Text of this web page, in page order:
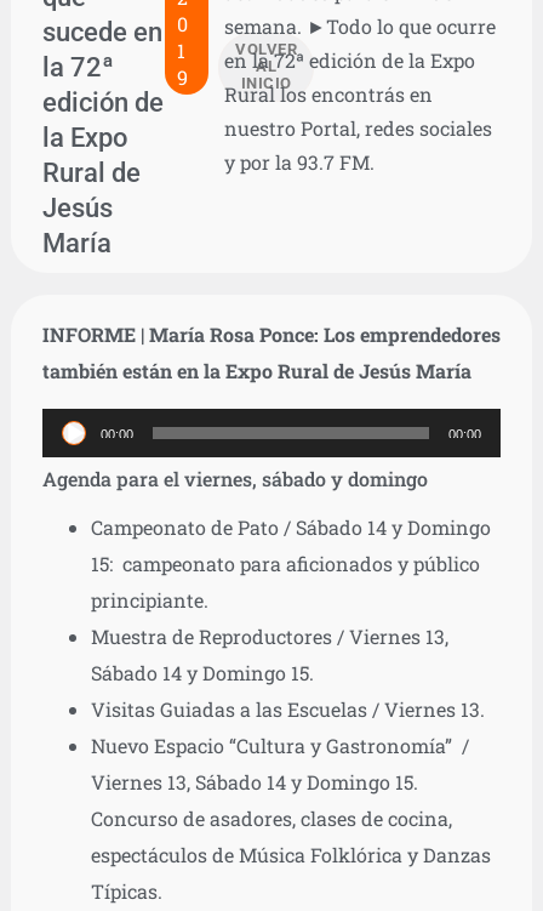
sucede en
la 72ª
edición de
la Expo
Rural de
Jesús
María
0
1
9
VOLVER
AL
INICIO
semana. ►Todo lo que ocurre
en la 72ª edición de la Expo
Rural los encontrás en
nuestro Portal, redes sociales
y por la 93.7 FM.
INFORME | María Rosa Ponce: Los emprendedores
también están en la Expo Rural de Jesús María
Reproductor
de
audio
00:00 00:00
Agenda para el viernes, sábado y domingo
Campeonato de Pato / Sábado 14 y Domingo
15: campeonato para aficionados y público
principiante.
Muestra de Reproductores / Viernes 13,
Sábado 14 y Domingo 15.
Visitas Guiadas a las Escuelas / Viernes 13.
Nuevo Espacio “Cultura y Gastronomía” /
Viernes 13, Sábado 14 y Domingo 15.
Concurso de asadores, clases de cocina,
espectáculos de Música Folklórica y Danzas
Típicas.